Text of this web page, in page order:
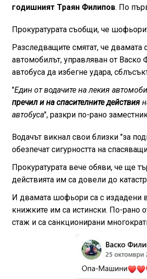
годишният Траян Филипов. По
Прокуратурата съобщи, че
Разследващите смятат, че двамата
автомобилът, управляван от Васко
автобуса да избегне удара,
"Един от водачите на лекия
пречил и на спасителните действия
автобуса", разкри по-рано
Водачът викнал свои близки "за
обезпечат сигурността на
Прокуратурата вече обяви, че ще
действията им са довели до
И двамата шофьори са с издадени
книжките им са истински. По-рано
стаж и са санкционирани